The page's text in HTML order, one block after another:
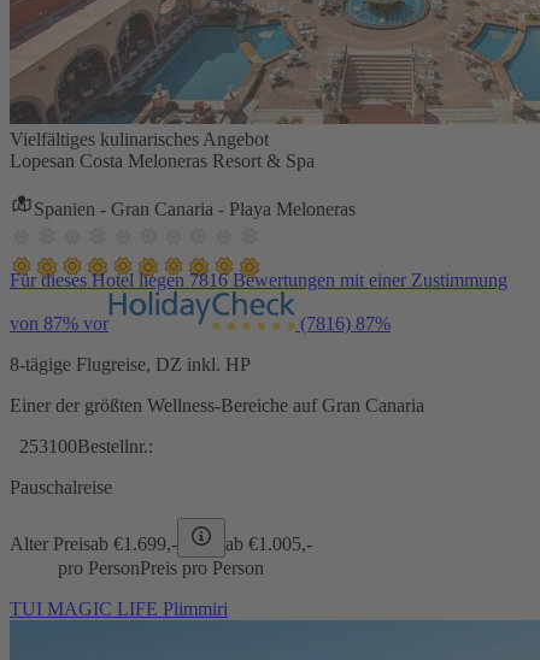
Vielfältiges kulinarisches Angebot
Lopesan Costa Meloneras Resort & Spa
Spanien - Gran Canaria - Playa Meloneras
Für dieses Hotel liegen 7816 Bewertungen mit einer Zustimmung
von 87% vor (7816) 87%
8-tägige Flugreise, DZ inkl. HP
Einer der größten Wellness-Bereiche auf Gran Canaria
253100Bestellnr.:
Pauschalreise
Alter Preisab €1.699,- ab €1.005,-
pro PersonPreis pro Person
TUI MAGIC LIFE Plimmiri